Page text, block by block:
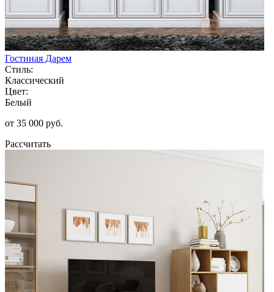
Гостиная Дарем
Стиль:
Классический
Цвет:
Белый
от 35 000 руб.
Рассчитать